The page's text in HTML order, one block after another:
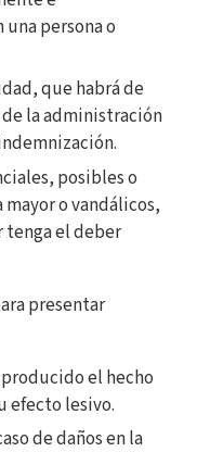
persona o
que habrá de
la administración
posibles o
o vandálicos,
el deber
presentar
el hecho
efecto lesivo.
de daños en la